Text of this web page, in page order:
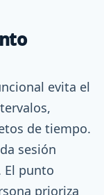
evita el
de tiempo.
sesión
El punto
prioriza